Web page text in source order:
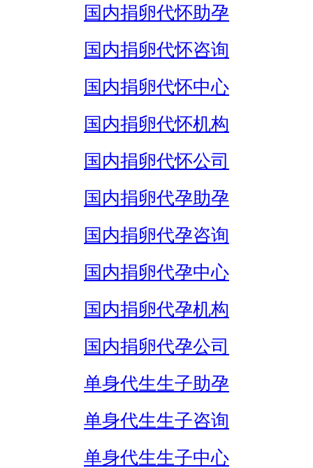
国内捐卵代怀助孕
国内捐卵代怀咨询
国内捐卵代怀中心
国内捐卵代怀机构
国内捐卵代怀公司
国内捐卵代孕助孕
国内捐卵代孕咨询
国内捐卵代孕中心
国内捐卵代孕机构
国内捐卵代孕公司
单身代生生子助孕
单身代生生子咨询
单身代生生子中心